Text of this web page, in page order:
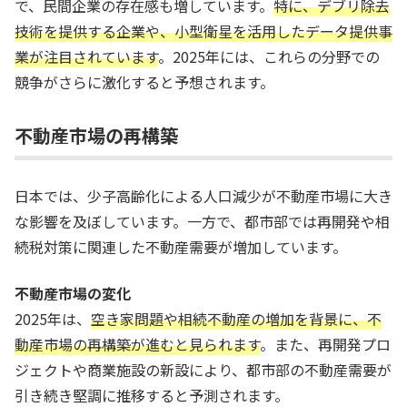
で、民間企業の存在感も増しています。 特に、デブリ除去
技術を提供する企業や、小型衛星を活用したデータ提供事
業が注目されています。2025年には、これらの分野での
競争がさらに激化すると予想されます。
不動産市場の再構築
日本では、少子高齢化による人口減少が不動産市場に大き
な影響を及ぼしています。一方で、都市部では再開発や相
続税対策に関連した不動産需要が増加しています。
不動産市場の変化
2025年は、 空き家問題や相続不動産の増加を背景に、不
動産市場の再構築が進むと見られます。また、再開発プロ
ジェクトや商業施設の新設により、都市部の不動産需要が
引き続き堅調に推移すると予測されます。